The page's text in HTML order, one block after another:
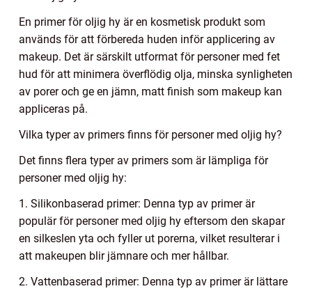
En primer för oljig hy är en kosmetisk produkt som
används för att förbereda huden inför applicering av
makeup. Det är särskilt utformat för personer med fet
hud för att minimera överflödig olja, minska synligheten
av porer och ge en jämn, matt finish som makeup kan
appliceras på.
Vilka typer av primers finns för personer med oljig hy?
Det finns flera typer av primers som är lämpliga för
personer med oljig hy:
1. Silikonbaserad primer: Denna typ av primer är
populär för personer med oljig hy eftersom den skapar
en silkeslen yta och fyller ut porerna, vilket resulterar i
att makeupen blir jämnare och mer hållbar.
2. Vattenbaserad primer: Denna typ av primer är lättare